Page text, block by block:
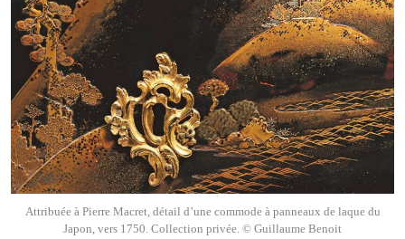
Attribuée à Pierre Macret, détail d’une commode à panneaux de laque du
Japon, vers 1750. Collection privée. © Guillaume Benoit